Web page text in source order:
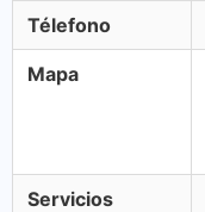
Télefono
Mapa
Servicios